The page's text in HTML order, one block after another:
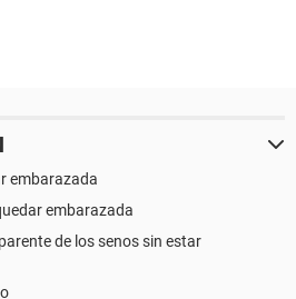
embarazada
embarazada
de los senos sin estar